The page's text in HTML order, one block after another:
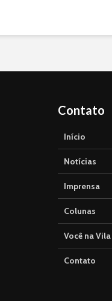
Contato
Início
Notícias
Imprensa
Colunas
Você na Vila
Contato